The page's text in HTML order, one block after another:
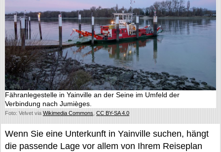
Fähranlegestelle in Yainville an der Seine im Umfeld der
Verbindung nach Jumièges.
Foto: Velvet via Wikimedia Commons CC BY-SA 4.0
Wenn Sie eine Unterkunft in Yainville suchen, hängt
die passende Lage vor allem von Ihrem Reiseplan